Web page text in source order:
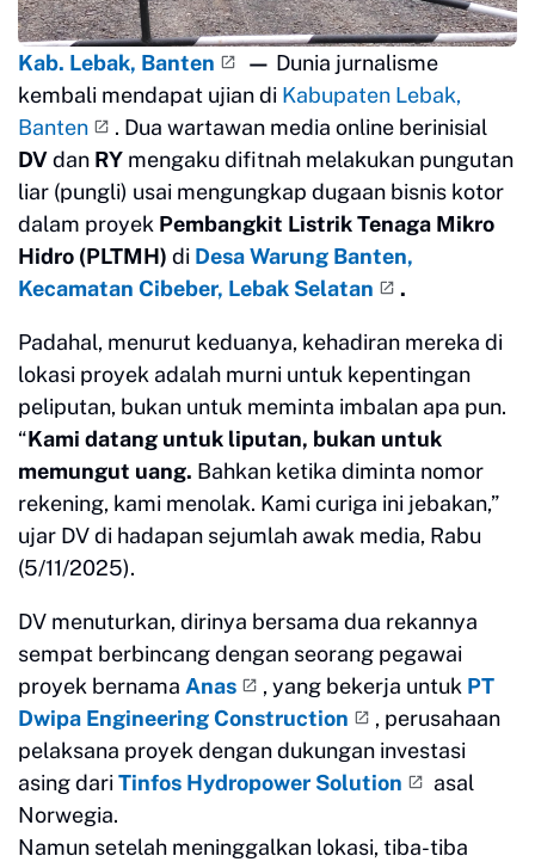
Kab. Lebak, Banten — Dunia jurnalisme
kembali mendapat ujian di Kabupaten Lebak,
Banten
. Dua wartawan media online berinisial
DVdan RY mengaku difitnah melakukan pungutan
liar (pungli) usai mengungkap dugaan bisnis kotor
dalam proyek Pembangkit Listrik Tenaga Mikro
Hidro (PLTMH) di Desa Warung Banten,
Kecamatan Cibeber, Lebak Selatan
.
Padahal, menurut keduanya, kehadiran mereka di
lokasi proyek adalah murni untuk kepentingan
peliputan, bukan untuk meminta imbalan apa pun.
“Kami datang untuk liputan, bukan untuk
memungut uang. Bahkan ketika diminta nomor
rekening, kami menolak. Kami curiga ini jebakan,”
ujar DV di hadapan sejumlah awak media, Rabu
(5/11/2025).
DV menuturkan, dirinya bersama dua rekannya
sempat berbincang dengan seorang pegawai
proyek bernama Anas , yang bekerja untuk PT
Dwipa Engineering Construction
, perusahaan
pelaksana proyek dengan dukungan investasi
asing dari Tinfos Hydropower Solution
asal
Norwegia.
Namun setelah meninggalkan lokasi, tiba-tiba